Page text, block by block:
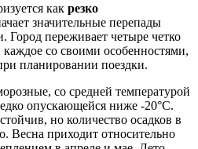
как резко
значительные перепады
Город переживает четыре четко
со своими особенностями,
планировании поездки.
со средней температурой
опускающейся ниже -20°C.
но количество осадков в
Весна приходит относительно